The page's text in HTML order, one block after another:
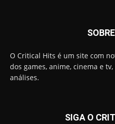
O Critical Hits é um site com
dos games, anime, cinema e
análises.
SIGA O